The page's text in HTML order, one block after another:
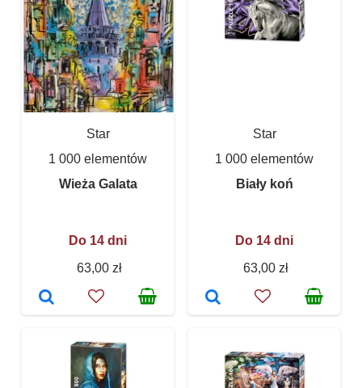
Star
1 000 elementów
Wieża Galata
Do 14 dni
63,00 zł
Star
1 000 elementów
Biały koń
Do 14 dni
63,00 zł